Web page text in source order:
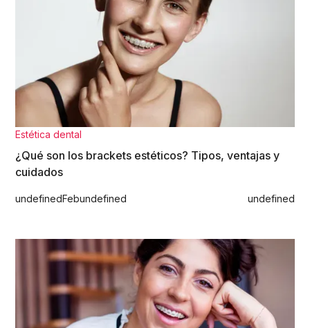
Estética dental
¿Qué son los brackets estéticos? Tipos, ventajas y
cuidados
undefinedFebundefined undefined